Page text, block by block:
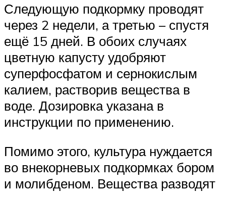
Следующую подкормку проводят
через 2 недели, а третью – спустя
ещё 15 дней. В обоих случаях
цветную капусту удобряют
суперфосфатом и сернокислым
калием, растворив вещества в
воде. Дозировка указана в
инструкции по применению.
Помимо этого, культура нуждается
во внекорневых подкормках бором
и молибденом. Вещества разводят